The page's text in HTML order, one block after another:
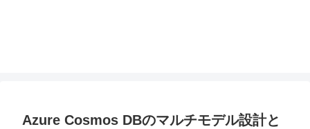
Azure Cosmos DBのマルチモデル設計と